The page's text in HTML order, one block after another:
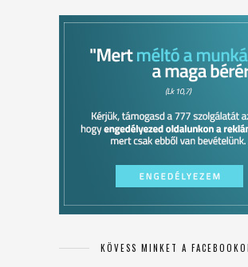
KÖVESS MINKET A